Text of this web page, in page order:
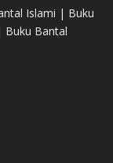
Islami | Buku
Bantal